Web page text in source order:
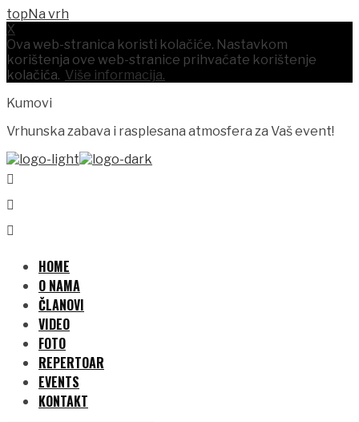
Na vrh
X
Ova web-stranica koristi kolačiće. Nastavkom
korištenja ove web-stranice prihvaćate korištenje
kolačića. Više informacija.
Kumovi
Vrhunska zabava i rasplesana atmosfera za Vaš event!
HOME
O NAMA
ČLANOVI
VIDEO
FOTO
REPERTOAR
EVENTS
KONTAKT